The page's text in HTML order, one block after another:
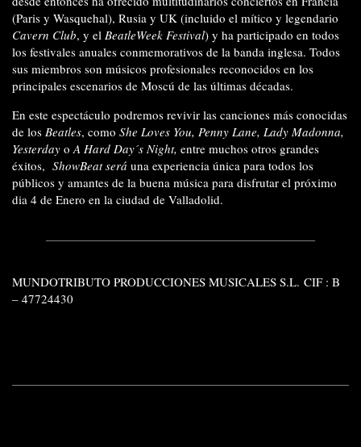
(Paris y Wasquehal), Rusia y UK (incluido el mítico y legendario
Cavern Club, y el BeatleWeek Festival) y ha participado en todos
los festivales anuales conmemorativos de la banda inglesa. Todos
sus miembros son músicos profesionales reconocidos en los
principales escenarios de Moscú de las últimas décadas.
En este espectáculo podremos revivir las canciones más conocidas
de los Beatles, como She Loves You, Penny Lane, Lady Madonna,
Yesterday o A Hard Day´s Night, entre muchos otros grandes
éxitos, ShowBeat será una experiencia única para todos los
públicos y amantes de la buena música para disfrutar el próximo
dia 4 de Enero en la ciudad de Valladolid.
MUNDOTRIBUTO PRODUCCIONES MUSICALES S.L. CIF : B
– 47724430